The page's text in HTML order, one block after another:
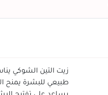
زيت التين الشوكي
طبيعي للبشرة يمنح